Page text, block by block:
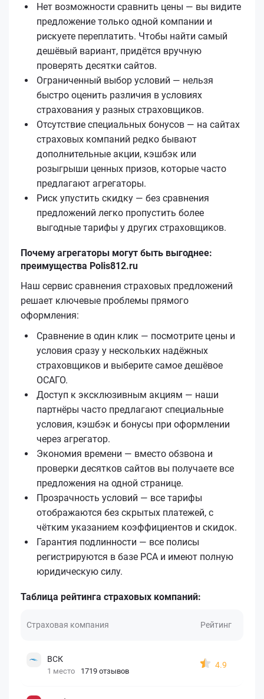
Нет возможности сравнить цены — вы видите
предложение только одной компании и
рискуете переплатить. Чтобы найти самый
дешёвый вариант, придётся вручную
проверять десятки сайтов.
Ограниченный выбор условий — нельзя
быстро оценить различия в условиях
страхования у разных страховщиков.
Отсутствие специальных бонусов — на сайтах
страховых компаний редко бывают
дополнительные акции, кэшбэк или
розыгрыши ценных призов, которые часто
предлагают агрегаторы.
Риск упустить скидку — без сравнения
предложений легко пропустить более
выгодные тарифы у других страховщиков.
Почему агрегаторы могут быть выгоднее:
преимущества Polis812.ru
Наш сервис сравнения страховых предложений
решает ключевые проблемы прямого
оформления:
Сравнение в один клик — посмотрите цены и
условия сразу у нескольких надёжных
страховщиков и выберите самое дешёвое
ОСАГО.
Доступ к эксклюзивным акциям — наши
партнёры часто предлагают специальные
условия, кэшбэк и бонусы при оформлении
через агрегатор.
Экономия времени — вместо обзвона и
проверки десятков сайтов вы получаете все
предложения на одной странице.
Прозрачность условий — все тарифы
отображаются без скрытых платежей, с
чётким указанием коэффициентов и скидок.
Гарантия подлинности — все полисы
регистрируются в базе РСА и имеют полную
юридическую силу.
Таблица рейтинга страховых компаний:
Страховая компания Рейтинг
ВСК
1 место 1719 отзывов
4.9